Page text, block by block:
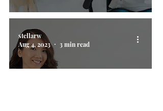
stellarw
Aug 4, 2023
3 min read